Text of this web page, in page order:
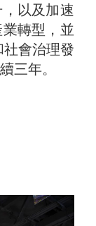
以及加速
轉型，並
會治理發
三年。